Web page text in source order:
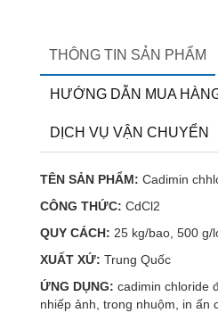
THÔNG TIN SẢN PHẨM
HƯỚNG DẪN MUA
DỊCH VỤ VẬN CHUYỂN
TÊN SẢN PHẨM: Cadimin
CÔNG THỨC: CdCl2
QUY CÁCH: 25 kg/bao, 500 g/
XUẤT XỨ: Trung Quốc
ỨNG DỤNG: cadimin chloride
nhiếp ảnh, trong nhuộm, in ấn